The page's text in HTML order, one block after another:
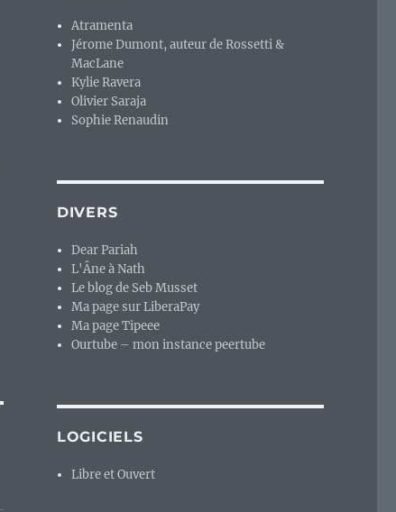
Atramenta
Jérome Dumont, auteur de Rossetti &
MacLane
Kylie Ravera
Olivier Saraja
Sophie Renaudin
DIVERS
Dear Pariah
L'Âne à Nath
Le blog de Seb Musset
Ma page sur LiberaPay
Ma page Tipeee
Ourtube – mon instance peertube
LOGICIELS
Libre et Ouvert